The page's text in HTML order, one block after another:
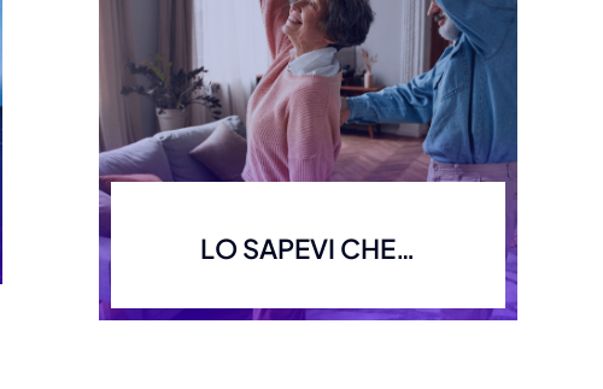
LO SAPEVI CHE…